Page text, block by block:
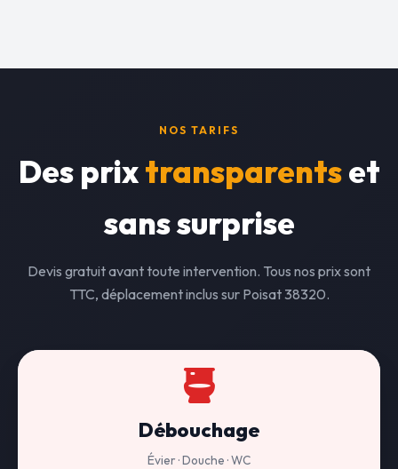
NOS TARIFS
Des prixtransparentset
sans surprise
Devis gratuit avant toute intervention. Tous nos prix sont
TTC, déplacement inclus sur Poisat 38320.
Débouchage
Évier · Douche · WC